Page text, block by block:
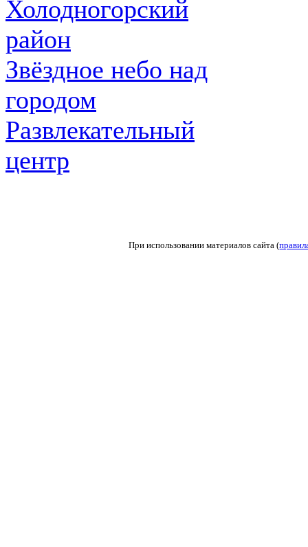
Холодногорский
район
Звёздное небо над
городом
Развлекательный
центр
При использовании материалов сайта (